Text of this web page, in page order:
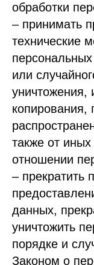
обработки
– принимать
технические
или
уничтожения,
копирования,
также от
отношении
– прекратить
данных,
уничтожить
порядке и
Законом о